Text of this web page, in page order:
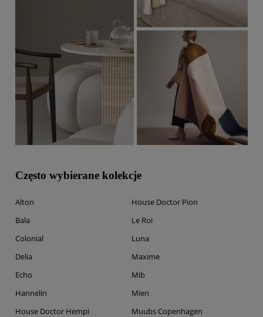
Często wybierane kolekcje
Alton
Bala
Colonial
Delia
Echo
Hannelin
House Doctor Hempi
House Doctor Pion
Le Roi
Luna
Maxime
Mib
Mien
Muubs Copenhagen